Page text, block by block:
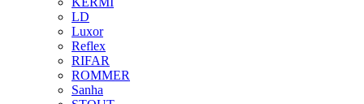
LD
Luxor
Reflex
RIFAR
ROMMER
Sanha